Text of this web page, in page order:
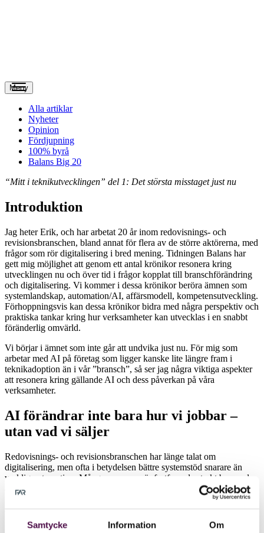
Samtycke Information Om
Meny
Alla artiklar
Nyheter
Opinion
Fördjupning
100% byrå
Balans Big 20
“Mitt i teknikutvecklingen” del 1: Det största misstaget just nu
Introduktion
Jag heter Erik, och har arbetat 20 år inom redovisnings- och
revisionsbranschen, bland annat för flera av de större aktörerna, med
frågor som rör digitalisering i bred mening. Tidningen Balans har
gett mig möjlighet att genom ett antal krönikor resonera kring
utvecklingen nu och över tid i frågor kopplat till branschförändring
och digitalisering. Vi kommer i dessa krönikor beröra ämnen som
systemlandskap, automation/AI, affärsmodell, kompetensutveckling.
Förhoppningsvis kan dessa krönikor bidra med några perspektiv och
praktiska tankar kring hur verksamheter kan utvecklas i en snabbt
föränderlig omvärld.
Vi börjar i ämnet som inte går att undvika just nu. För mig som
arbetar med AI på företag som ligger kanske lite längre fram i
teknikadoption än i vår ”bransch”, så ser jag några viktiga aspekter
att resonera kring gällande AI och dess påverkan på våra
verksamheter.
AI förändrar inte bara hur vi jobbar –
utan vad vi säljer
Redovisnings- och revisionsbranschen har länge talat om
digitalisering, men ofta i betydelsen bättre systemstöd snarare än
verklig automation. Många processer är fortfarande starkt beroende
av manuella arbetsmoment, trots att de sker i moderna systemmiljöer.
Samtidigt har ekonomifunktioner i många andra branscher länge
arbetat betydligt mer systematiskt med automatisering, datadrivna
processer och minskad manuell hantering. Det är mot den
bakgrunden AI blir så omvälvande för branschen. Den förändrar inte